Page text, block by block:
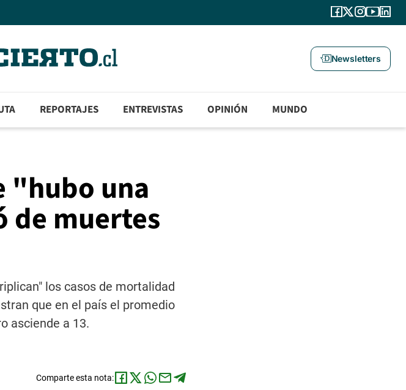
Newsletters
REPORTAJES ENTREVISTAS OPINIÓN MUNDO
"hubo una
de muertes
los casos de mortalidad
que en el país el promedio
asciende a 13.
Comparte esta nota: